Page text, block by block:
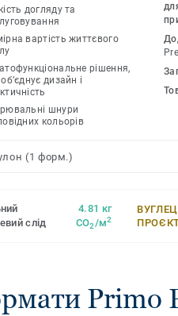
догляду та
вартість життєвого
рішення,
дизайн і
шнури
кольорів
(1 форм.)
слід
4.81 кг
CO2/м2
Primo